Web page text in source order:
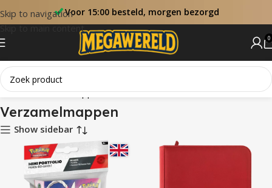
Skip to navigation
Skip to main content
Voor 15:00 besteld, morgen bezorgd
0
Home Verzamelmappen
Verzamelmappen
Show sidebar